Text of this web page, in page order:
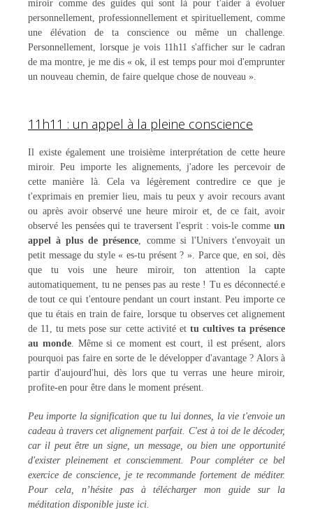
miroir comme des guides qui sont là pour t'aider à évoluer
personnellement, professionnellement et spirituellement, comme
une élévation de ta conscience ou même un challenge.
Personnellement, lorsque je vois 11h11 s'afficher sur le cadran
de ma montre, je me dis « ok, il est temps pour moi d'emprunter
un nouveau chemin, de faire quelque chose de nouveau ».
11h11 : un appel à la pleine conscience
Il existe également une troisième interprétation de cette heure
miroir. Peu importe les alignements, j'adore les percevoir de
cette manière là. Cela va légèrement contredire ce que je
t'exprimais en premier lieu, mais tu peux y avoir recours avant
ou après avoir observé une heure miroir et, de ce fait, avoir
observé les pensées qui te traversent l'esprit : vois-le comme un
appel à plus de présence, comme si l'Univers t'envoyait un
petit message du style « es-tu présent ? ». Parce que, en soi, dès
que tu vois une heure miroir, ton attention la capte
automatiquement, tu ne penses pas au reste ! Tu es déconnecté.e
de tout ce qui t'entoure pendant un court instant. Peu importe ce
que tu étais en train de faire, lorsque tu observes cet alignement
de 11, tu mets pose sur cette activité et tu cultives ta présence
au monde. Même si ce moment est court, il est présent, alors
pourquoi pas faire en sorte de le développer d'avantage ? Alors à
partir d'aujourd'hui, dès lors que tu verras une heure miroir,
profite-en pour être dans le moment présent.
Peu importe la signification que tu lui donnes, la vie t'envoie un
cadeau à travers cet alignement parfait. C'est à toi de le décoder,
car il peut être un signe, un message, ou bien une opportunité
d'exister pleinement et consciemment. Pour compléter ce bel
exercice de conscience, je te recommande fortement de méditer.
Pour cela, n’hésite pas à télécharger mon guide sur la
méditation disponible juste ici.